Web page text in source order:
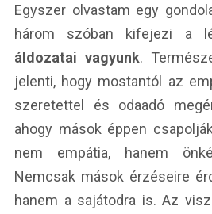
Egyszer olvastam egy
három szóban kifejezi a
áldozatai vagyunk.
jelenti, hogy mostantól az
szeretettel és odaadó
ahogy mások éppen
nem empátia, hanem
Nemcsak mások érzéseire
hanem a sajátodra is. Az